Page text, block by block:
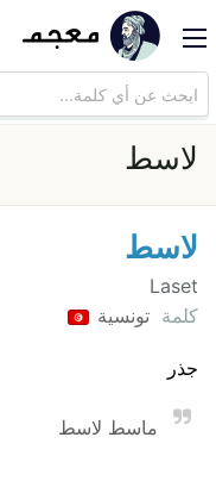
لاسط
لاسط
Laset
كلمة تونسية
جذر
ماسط لاسط